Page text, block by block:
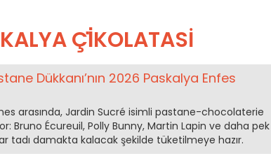
ÇİKOLATASI
Dükkanı’nın 2026 Paskalya Enfes
arasında, Jardin Sucré isimli pastane-chocolaterie
Bruno Écureuil, Polly Bunny, Martin Lapin ve daha pek
tadı damakta kalacak şekilde tüketilmeye hazır.